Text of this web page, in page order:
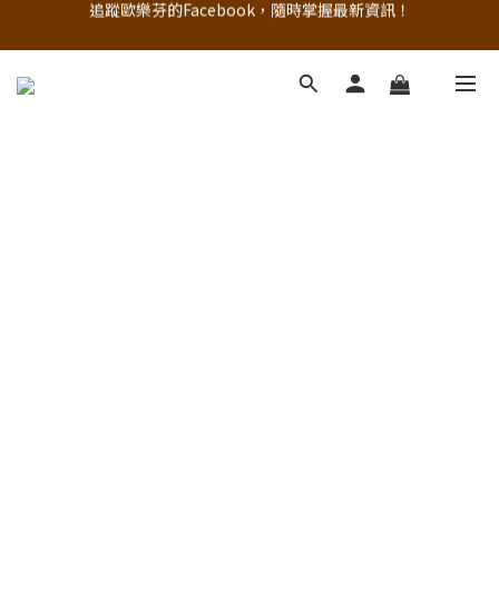
追蹤歐樂芬的Facebook，隨時掌握最新資訊！
立即加入官方 LINE 最新優惠不漏接